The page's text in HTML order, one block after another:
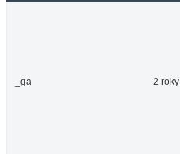
_ga 2 roky